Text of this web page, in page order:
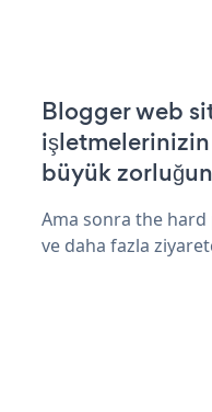
Blogger web
işletmelerinizin
büyük
Ama sonra the hard
ve daha fazla